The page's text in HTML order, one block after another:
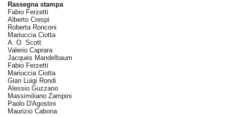
Rassegna stampa
Fabio Ferzetti
Alberto Crespi
Roberta Ronconi
Mariuccia Ciotta
A. O. Scott
Valerio Caprara
Jacques Mandelbaum
Fabio Ferzetti
Mariuccia Ciotta
Gian Luigi Rondi
Alessio Guzzano
Massimiliano Zampini
Paolo D'Agostini
Maurizio Cabona